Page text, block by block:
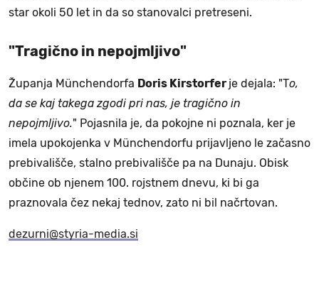
star okoli 50 let in da so stanovalci pretreseni.
"Tragično in nepojmljivo"
Županja Münchendorfa Doris Kirstorfer je dejala: "To,
da se kaj takega zgodi pri nas, je tragično in
nepojmljivo." Pojasnila je, da pokojne ni poznala, ker je
imela upokojenka v Münchendorfu prijavljeno le začasno
prebivališče, stalno prebivališče pa na Dunaju. Obisk
občine ob njenem 100. rojstnem dnevu, ki bi ga
praznovala čez nekaj tednov, zato ni bil načrtovan.
dezurni@styria-media.si